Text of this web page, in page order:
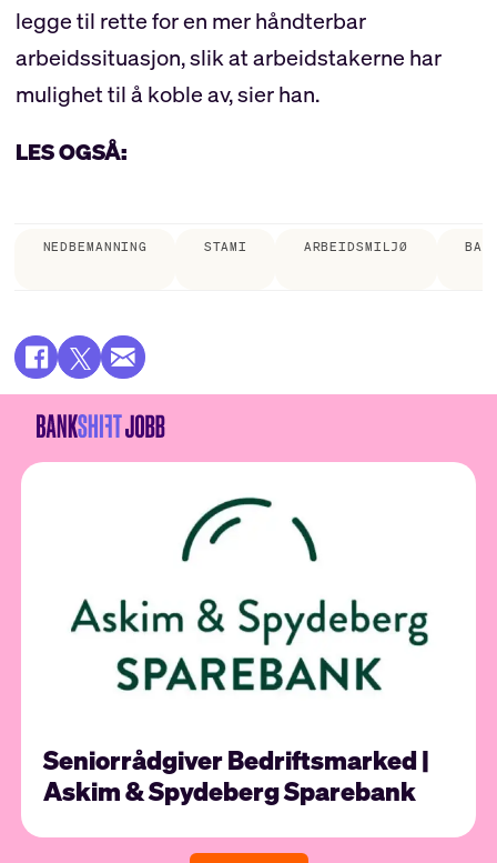
legge til rette for en mer håndterbar
arbeidssituasjon, slik at arbeidstakerne har
mulighet til å koble av, sier han.
LES OGSÅ:
NEDBEMANNING STAMI ARBEIDSMILJØ
Seniorrådgiver Bedriftsmarked |
Askim & Spydeberg Sparebank